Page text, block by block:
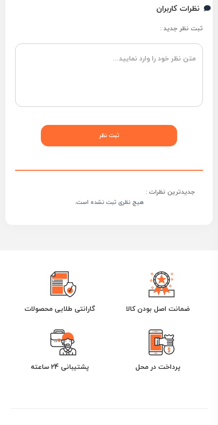
نظرات کاربران
ثبت نظر جدید :
جدیدترین نظرات :
هیچ نظری ثبت نشده است.
ضمانت اصل بودن کالا گارانتی طلایی محصولات
پرداخت در محل پشتیبانی 24 ساعته